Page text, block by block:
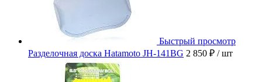
Быстрый просмотр
Разделочная доска Hatamoto JH-141BG 2 850 ₽ / шт